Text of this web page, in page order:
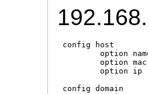
config host
	option name 'htpc'
	option mac '00:26:18:f3:96:60'
	option ip '192.168.1.12'
config domain